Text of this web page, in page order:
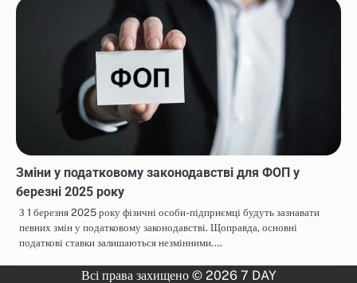
Зміни у податковому законодавстві для ФОП у
березні 2025 року
З 1 березня 2025 року фізичні особи-підприємці будуть зазнавати
певних змін у податковому законодавстві. Щоправда, основні
податкові ставки залишаються незмінними.…
Всі права захищено © 2026 7 DAY